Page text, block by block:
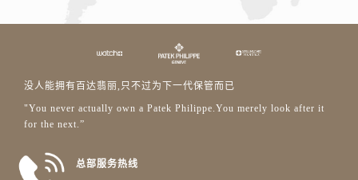
没人能拥有百达翡丽,只不过为下一代保管而已
"You never actually own a Patek Philippe.You merely look after it
for the next.”
总部服务热线